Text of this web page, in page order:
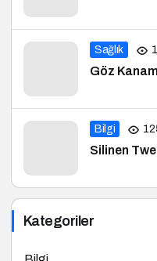
Sağlık 1
Göz
Bilgi
Silinen
Kategoriler